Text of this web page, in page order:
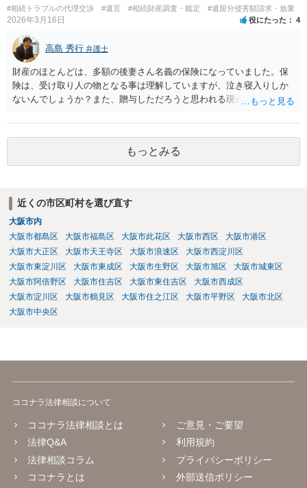
相続放棄されれば問題ありません。 ３） 完全に拒否する方法はないか
もしれませんが、 関わりを持ちたくないとのことでしたら、親族の意
見書にその旨を記載して提出しておけば良いかも知れません。 後見人
としても、関わりを拒否している親族にあえて連絡をしてくる可能性
は低いと考えられます。 以上、ご参考になさってください。
#相続トラブルの代理交渉 #遺言 #相続財産調査・鑑定 #遺留分侵害額請求・放棄
2026年3月16日 役にたった 4
高島 秀行 弁護士
財産のほとんどは、多額の後妻さん名義の保険になっていました。保
険は、受け取り人の物となる事は理解していますが、泣き寝入りしか
ないんでしょうか？また、贈与しただろうと思われる現金の引き出し
うか？ 保険は原則として受取人のものですが、遺産全体での保険金
の割合が高い場合、掛け金が一括払いで、保険金が掛け金の額と同様
の額の場合などは特別受益として遺留分の対象となる可能性がありま
す。 多額の現金の引き出しは、相手に渡ったかどうか、そのとき父
て相談された方がよいと思います。
もっとみる
近くの市区町村を選び直す
大阪市内
大阪市都島区
大阪市福島区 大阪市此花区 大阪市西区
大阪市港区
大阪市大正区
大阪市天王寺区 大阪市浪速区
大阪市西淀川区
大阪市東淀川区
大阪市東成区 大阪市生野区 大阪市旭区
大阪市城東区
大阪市阿倍野区
大阪市住吉区 大阪市東住吉区
大阪市西成区
大阪市淀川区
大阪市鶴見区 大阪市住之江区 大阪市平野区
大阪市北区
大阪市中央区
ココナラ法律相談について
ココナラ法律相談とは
法律Q&A
法律相談コラム
ココナラとは
ご意見・ご要望
利用規約
プライバシーポリシー
外部送信ポリシー